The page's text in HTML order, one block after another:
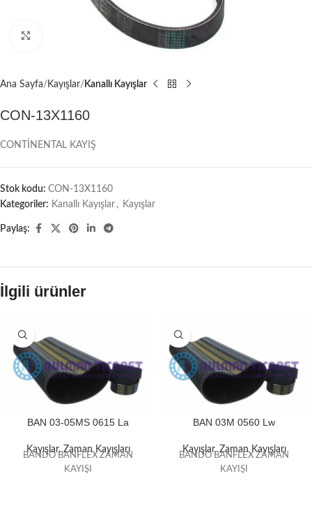
Büyütmek için tıklayın
Ana Sayfa Kayışlar Kanallı Kayışlar
CON-13X1160
CONTİNENTAL KAYIŞ
Stok kodu: CON-13X1160
Kategoriler: Kanallı Kayışlar , Kayışlar
Paylaş:
İlgili ürünler
BAN 03-05MS 0615 La
Kayışlar,Zaman Kayışları
BANDO BANFLEX ZAMAN
KAYIŞI
BAN 03M 0560 Lw
Kayışlar,Zaman Kayışları
BANDO BANFLEX ZAMAN
KAYIŞI